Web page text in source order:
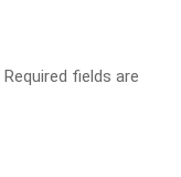
Required fields are